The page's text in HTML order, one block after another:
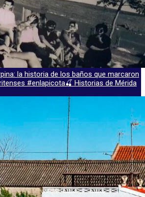
la historia de los baños que marcaron
#enlapicota🍒 Historias de Mérida